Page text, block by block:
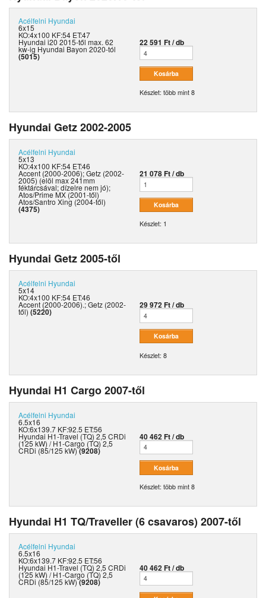
Acélfelni Hyundai
6x15
KO:4x100 KF:54 ET:47
Hyundai i20 2015-től max. 62
kw-ig Hyundai Bayon 2020-tól
(5015)
22 591 Ft / db
Készlet: több mint 8
Hyundai Getz 2002-2005
Acélfelni Hyundai
5x13
KO:4x100 KF:54 ET:46
Accent (2000-2006); Getz (2002-
2005) (elöl max 241mm
féktárcsával; dízelre nem jó);
Atos/Prime MX (2001-től)
Atos/Santro Xing (2004-től)
(4375)
21 078 Ft / db
Készlet: 1
Hyundai Getz 2005-től
Acélfelni Hyundai
5x14
KO:4x100 KF:54 ET:46
Accent (2000-2006).; Getz (2002-
től) (5220)
29 972 Ft / db
Készlet: 8
Hyundai H1 Cargo 2007-től
Acélfelni Hyundai
6.5x16
KO:6x139.7 KF:92.5 ET:56
Hyundai H1-Travel (TQ) 2,5 CRDi
(125 kW) / H1-Cargo (TQ) 2,5
CRDi (85/125 kW)(9208)
40 462 Ft / db
Készlet: több mint 8
Hyundai H1 TQ/Traveller (6 csavaros) 2007-től
Acélfelni Hyundai
6.5x16
KO:6x139.7 KF:92.5 ET:56
Hyundai H1-Travel (TQ) 2,5 CRDi
(125 kW) / H1-Cargo (TQ) 2,5
CRDi (85/125 kW)(9208)
40 462 Ft / db